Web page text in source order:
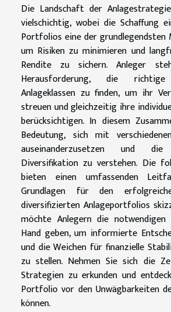
Die Landschaft der
vielschichtig, wobei die Schaffung
Portfolios eine der
um Risiken zu minimieren und
Rendite zu sichern. Anleger
Herausforderung, die
Anlageklassen zu finden, um ihr
streuen und gleichzeitig ihre
berücksichtigen. In diesem
Bedeutung, sich mit
auseinanderzusetzen und
Diversifikation zu verstehen. Die
bieten einen umfassenden
Grundlagen für den
diversifizierten Anlageportfolios
möchte Anlegern die
Hand geben, um informierte
und die Weichen für finanzielle
zu stellen. Nehmen Sie sich die
Strategien zu erkunden und
Portfolio vor den Unwägbarkeiten
können.